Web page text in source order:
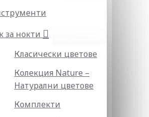
за нокти
Класически цветове
Колекция Nature –
Натурални цветове
Комплекти